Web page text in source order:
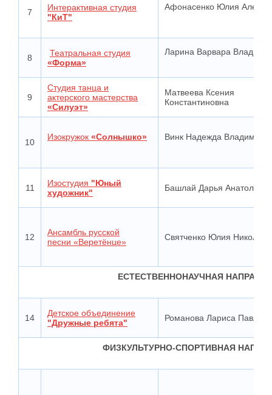
7
Интерактивная студия
"КиТ"
Афонасенко Юлия
8
Театральная студия
«Форма»
Ларина Варвара
9
Студия танца и
актерского мастерства
«Силуэт»
Матвеева Ксения
Константиновна
10
Изокружок «Солнышко» Винк Надежда
11 Изостудия "Юный
художник"
Башлай Дарья
12
Ансамбль русской
песни «Веретёнце»
Святченко Юлия
ЕСТЕСТВЕННОНАУЧНАЯ
14
Детское объединение
"Дружные ребята"
Романова Лариса
ФИЗКУЛЬТУРНО-СПОРТИВНАЯ